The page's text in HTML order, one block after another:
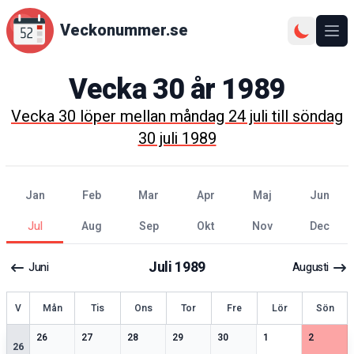
Veckonummer.se
Vecka30år 1989
Vecka30löper mellanmåndag 24 julitillsöndag
30 juli 1989
jan feb mar apr maj
jun
jul
aug sep okt nov dec
Juni Juli1989 Augusti
Vecka Mån Tis Ons Tor Fre Lör Sön
26
26
2speciella datum
27
2speciella datum
28
1speciella datum
29
2speciella datum
30
2speciella datum
12 speciella datum
2
2